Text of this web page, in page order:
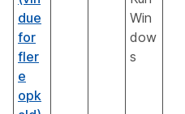
due
for
fler
e
opk
Win
dow
s